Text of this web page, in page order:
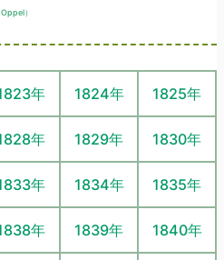
）
年 1824年 1825年
年 1829年 1830年
年 1834年 1835年
年 1839年 1840年